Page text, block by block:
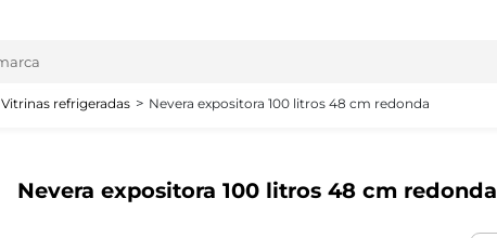
Vitrinas refrigeradas Nevera expositora 100 litros 48 cm redonda
Nevera expositora 100 litros 48 cm redonda